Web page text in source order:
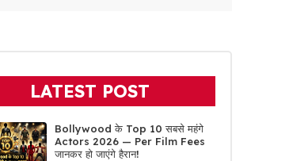
LATEST POST
Bollywood के Top 10 सबसे महंगे
Actors 2026 — Per Film Fees
जानकर हो जाएंगे हैरान!